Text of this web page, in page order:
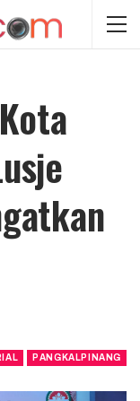
PANGKALPINANG